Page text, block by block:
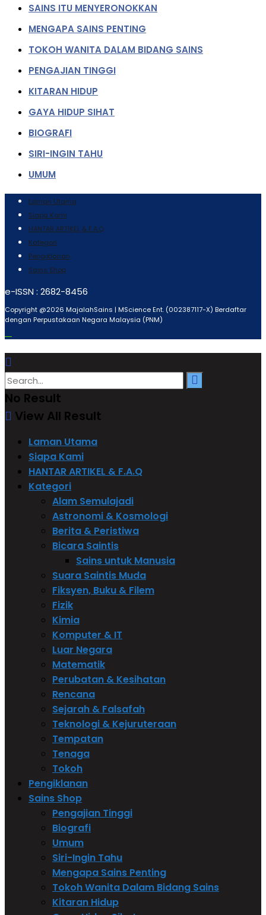
SAINS ITU MENYERONOKKAN
MENGAPA SAINS PENTING
TOKOH WANITA DALAM BIDANG SAINS
PENGAJIAN TINGGI
KITARAN HIDUP
GAYA HIDUP SIHAT
BIOGRAFI
SIRI-INGIN TAHU
UMUM
Laman Utama
Siapa Kami
HANTAR ARTIKEL & F.A.Q
Kategori
Pengiklanan
Sains Shop
e-ISSN : 2682-8456
Copyright @2026 MajalahSains | MScience Ent. (002387117-X) Berdaftar
dengan Perpustakaan Negara Malaysia (PNM)
No Result
View All Result
Laman Utama
Siapa Kami
HANTAR ARTIKEL & F.A.Q
Kategori
Alam Semulajadi
Astronomi & Kosmologi
Berita & Peristiwa
Bicara Saintis
Sains untuk Manusia
Suara Saintis Muda
Fiksyen, Buku & Filem
Fizik
Kimia
Komputer & IT
Luar Negara
Matematik
Perubatan & Kesihatan
Rencana
Sejarah & Falsafah
Teknologi & Kejuruteraan
Tempatan
Tenaga
Tokoh
Pengiklanan
Sains Shop
Pengajian Tinggi
Biografi
Umum
Siri-Ingin Tahu
Mengapa Sains Penting
Tokoh Wanita Dalam Bidang Sains
Kitaran Hidup